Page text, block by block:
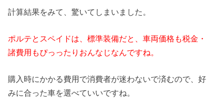
計算結果をみて、驚いてしまいました。
ポルテとスペイドは、標準装備だと、車両価格も税金・
諸費用もぴっったりおんなじなんですね。
購入時にかかる費用で消費者が迷わないで済むので、好
みに合った車を選べていいですね。